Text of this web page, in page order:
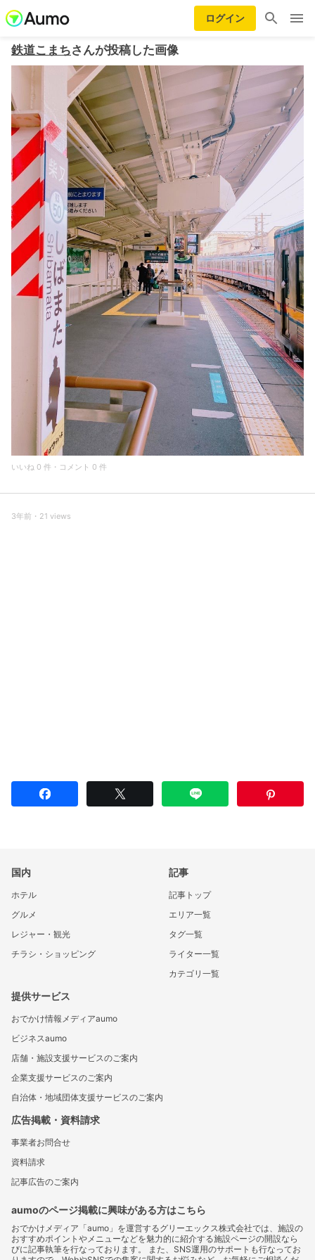
ログイン
鉄道こまちさんが投稿した画像
いいね 0 件・コメント 0 件
3年前・21 views
国内
ホテル
グルメ
レジャー・観光
チラシ・ショッピング
記事
記事トップ
エリア一覧
タグ一覧
ライター一覧
カテゴリ一覧
提供サービス
おでかけ情報メディアaumo
ビジネスaumo
店舗・施設支援サービスのご案内
企業支援サービスのご案内
自治体・地域団体支援サービスのご案内
広告掲載・資料請求
事業者お問合せ
資料請求
記事広告のご案内
aumoのページ掲載に興味がある方はこちら
おでかけメディア「aumo」を運営するグリーエックス株式会社では、施設の
おすすめポイントやメニューなどを魅力的に紹介する施設ページの開設なら
びに記事執筆を行なっております。 また、SNS運用のサポートも行なってお